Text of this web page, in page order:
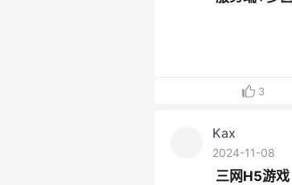
3
Kax
2024-11-08
三网H5游